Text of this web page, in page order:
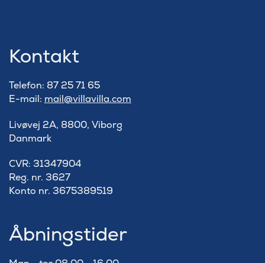
Kontakt
Telefon: 87 25 71 65
E-mail: mail@villavilla.com
Livøvej 2A, 8800, Viborg
Danmark
​CVR: 31347904
Reg. nr. 3627
Konto nr. 3675389519
Åbningstider